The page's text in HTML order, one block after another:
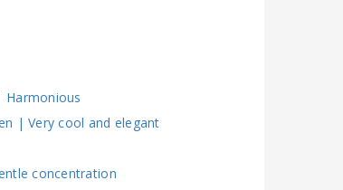
Harmonious
| Very cool and elegant
concentration